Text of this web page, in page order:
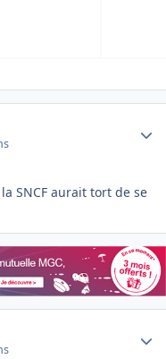
topic overview
SNCF aurait tort de se